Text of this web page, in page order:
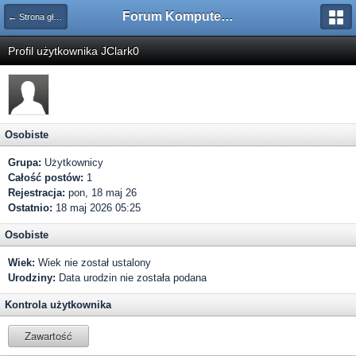
← Strona główna Forum Komputerowe PCFoster.pl
Profil użytkownika JClark0
Osobiste
Grupa: Użytkownicy
Całość postów: 1
Rejestracja: pon, 18 maj 26
Ostatnio: 18 maj 2026 05:25
Osobiste
Wiek: Wiek nie został ustalony
Urodziny: Data urodzin nie została podana
Kontrola użytkownika
Zawartość